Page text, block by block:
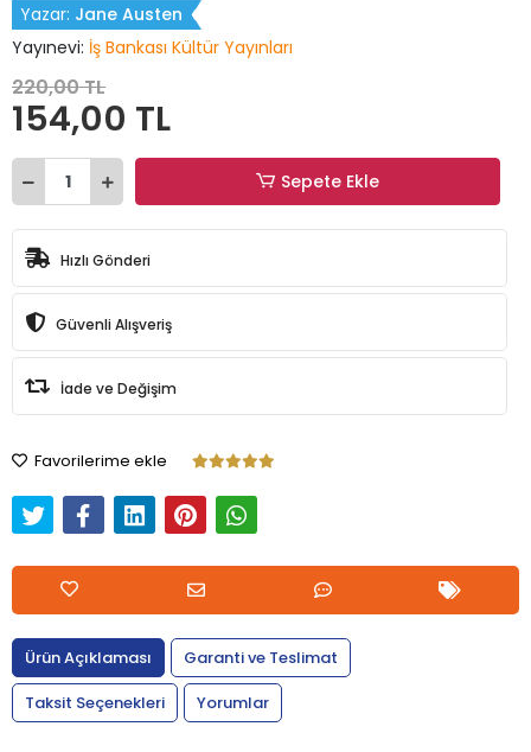
Yazar: Jane Austen
Yayınevi: İş Bankası Kültür Yayınları
220,00 TL
154,00 TL
Sepete Ekle
Hızlı Gönderi
Güvenli Alışveriş
İade ve Değişim
Favorilerime ekle
Ürün Açıklaması
Garanti ve Teslimat
Taksit Seçenekleri
Yorumlar